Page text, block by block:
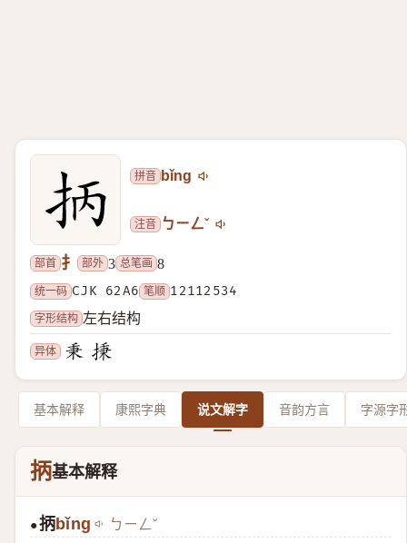
拼音 bǐng
注音 ㄅㄧㄥˇ
部首 扌 部外 3 总笔画 8
统一码 CJK 62A6 笔顺 12112534
字形结构 左右结构
异体
基本解释 康熙字典 说文解字 音韵方言 字源字
抦基本解释
●抦bǐng ㄅㄧㄥˇ